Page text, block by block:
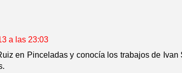
a las 23:03
en Pinceladas y conocía los trabajos de Ivan